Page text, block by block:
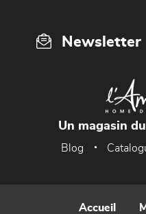
Newsletter
Un magasin
Blog
Accueil